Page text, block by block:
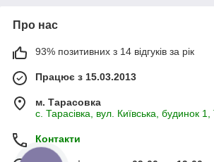
Про нас
93% позитивних з 14 відгуків за рік
Працює з 15.03.2013
м. Тарасовка
с. Тарасівка, вул. Київська, будинок
Контакти